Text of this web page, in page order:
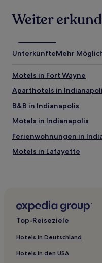
Weiter
UnterkünfteMehr
Motels in Fort Wayne
Aparthotels in
B&B in Indianapolis
Motels in Indianapolis
Ferienwohnungen in
Motels in Lafayette
Hotels mit Parkplatz in
Haustierfreundliche in
Günstige in Kokomo
Familien in Shelbyville
Top-Reiseziele
Hotels in Deutschland
Hotels in den USA